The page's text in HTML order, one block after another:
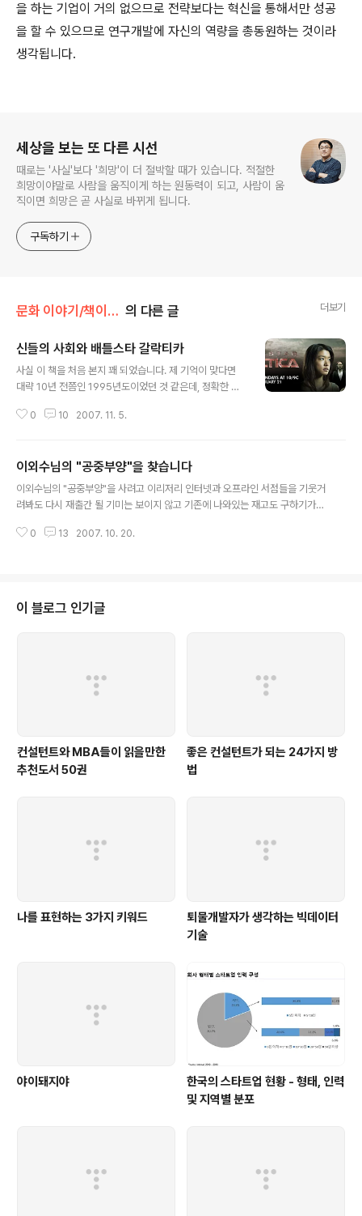
을 하는 기업이 거의 없으므로 전략보다는 혁신을 통해서만 성공
을 할 수 있으므로 연구개발에 자신의 역량을 총동원하는 것이라
생각됩니다.
세상을 보는 또 다른 시선
때로는 '사실'보다 '희망'이 더 절박할 때가 있습니다. 적절한
희망이야말로 사람을 움직이게 하는 원동력이 되고, 사람이 움
직이면 희망은 곧 사실로 바뀌게 됩니다.
구독하기
문화 이야기/책이야기 의 다른 글 더보기
신들의 사회와 배틀스타 갈락티카
사실 이 책을 처음 본지 꽤 되었습니다. 제 기억이 맞다면
대략 10년 전쯤인 1995년도이었던 것 같은데, 정확한 년
고 있다가 최근에 요즘 인기 있는 미드 중 하나인 "배틀스
들이 SF적으로 전개될 수 있다는 점이 "배틀스타 갈락티
카"와 꽤 연관이 되었던 것 같습니다. 배틀스타 갈락티카
배틀스타 갈락티카 시즌1 우리 관점에서 본 SF, 배틀스타
리를 요약하자면, 어떤 '별'에 불시착한 우주선의 승무원들
0 10 2007. 11. 5.
이외수님의 "공중부양"을 찾습니다
이외수님의 "공중부양"을 사려고 이리저리 인터넷과 오프라인 서점들을 기웃거
려봐도 다시 재출간 될 기미는 보이지 않고 기존에 나와있는 재고도 구하기가
하기가 어렵게 된 것 같습니다. 아무튼 좀 더 찾아보려고 하는데, 혹시나 구할 방
0 13 2007. 10. 20.
이 블로그 인기글
컨설턴트와 MBA들이 읽을만한
추천도서 50권
좋은 컨설턴트가 되는 24가지 방
법
나를 표현하는 3가지 키워드
퇴물개발자가 생각하는 빅데이터
기술
야이돼지야
한국의 스타트업 현황 - 형태, 인력
및 지역별 분포